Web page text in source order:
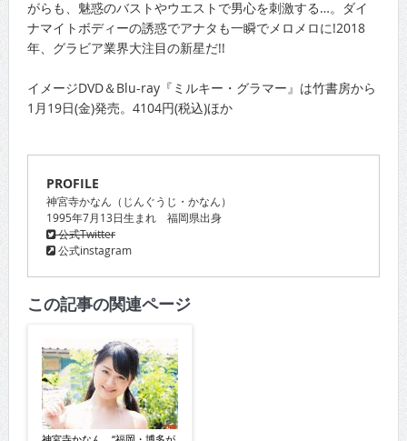
がらも、魅惑のバストやウエストで男心を刺激する…。ダイ
ナマイトボディーの誘惑でアナタも一瞬でメロメロに!2018
年、グラビア業界大注目の新星だ!!
イメージDVD＆Blu-ray『ミルキー・グラマー』は竹書房から
1月19日(金)発売。4104円(税込)ほか
PROFILE
神宮寺かなん（じんぐうじ・かなん）
1995年7月13日生まれ 福岡県出身
公式Twitter
公式instagram
この記事の関連ページ